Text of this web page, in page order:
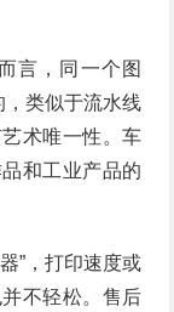
言，同一个图
类似于流水线
术唯一性。车
和工业产品的
”，打印速度或
不轻松。售后